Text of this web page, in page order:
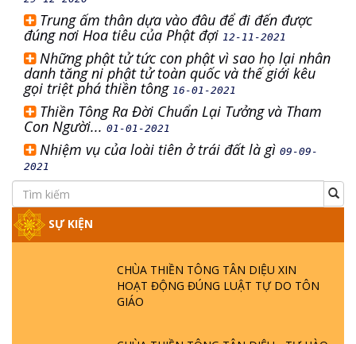
Trung ấm thân dựa vào đâu để đi đến được
đúng nơi Hoa tiêu của Phật đợi 12-11-2021
Những phật tử tức con phật vì sao họ lại nhân
danh tăng ni phật tử toàn quốc và thế giới kêu
gọi triệt phá thiền tông 16-01-2021
Thiền Tông Ra Đời Chuẩn Lại Tưởng và Tham
Con Người...01-01-2021
Nhiệm vụ của loài tiên ở trái đất là gì 09-09-
2021
SỰ KIỆN
CHÙA THIỀN TÔNG TÂN DIỆU XIN
HOẠT ĐỘNG ĐÚNG LUẬT TỰ DO TÔN
GIÁO